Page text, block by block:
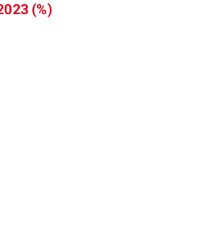
(%)